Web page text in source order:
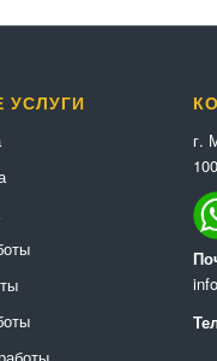
УСЛУГИ
г.